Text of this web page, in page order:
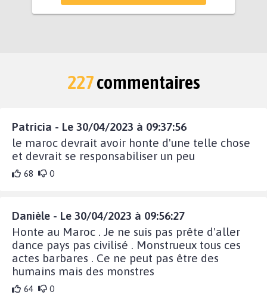
227commentaires
Patricia - Le 30/04/2023 à 09:37:56
le maroc devrait avoir honte d'une telle chose
et devrait se responsabiliser un peu
68 0
Danièle - Le 30/04/2023 à 09:56:27
Honte au Maroc . Je ne suis pas prête d'aller
dance pays pas civilisé . Monstrueux tous ces
actes barbares . Ce ne peut pas être des
humains mais des monstres
64 0